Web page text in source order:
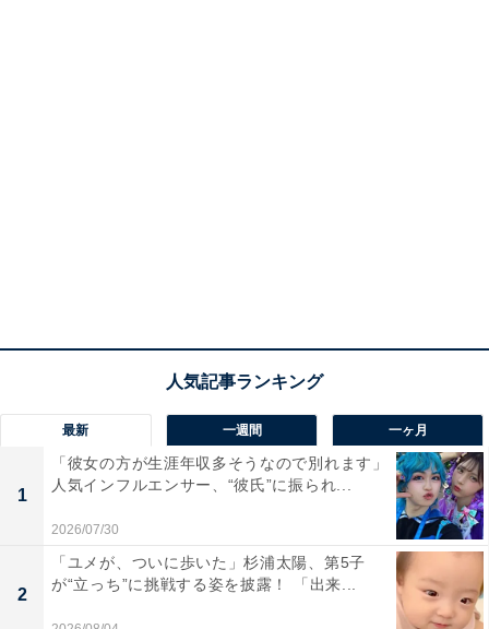
最新 一週間 一ヶ月
1
「彼女の方が生涯年収多そうなので別れます」
人気インフルエンサー、“彼氏”に振られ...
2026/07/30
2
「ユメが、ついに歩いた」杉浦太陽、第5子
が“立っち”に挑戦する姿を披露！ 「出来...